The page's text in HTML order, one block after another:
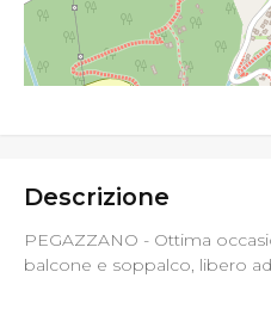
Descrizione
PEGAZZANO - Ottima
balcone e soppalco, libero